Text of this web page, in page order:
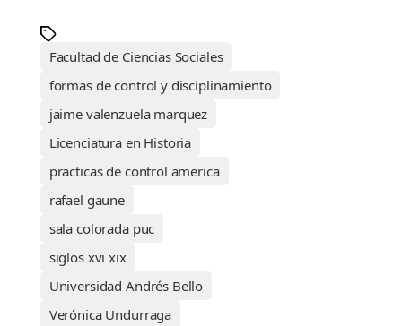
Facultad de Ciencias Sociales
formas de control y disciplinamiento
jaime valenzuela marquez
Licenciatura en Historia
practicas de control america
rafael gaune
sala colorada puc
siglos xvi xix
Universidad Andrés Bello
Verónica Undurraga